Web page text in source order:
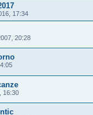
17:34
20:28
16:30